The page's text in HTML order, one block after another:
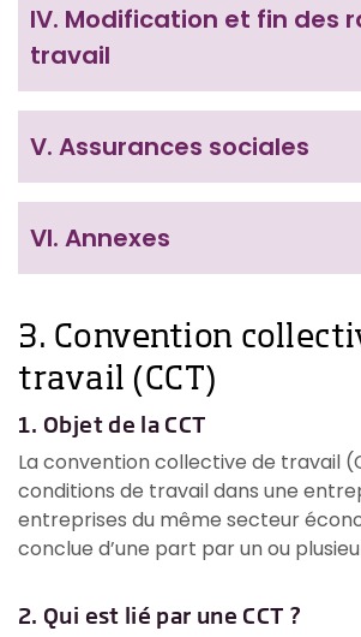
IV. Modification et fin des
travail
V. Assurances sociales
VI. Annexes
3. Convention
travail (CCT)
1. Objet de la CCT
La convention collective de travail
conditions de travail dans une
entreprises du même secteur
conclue d’une part par un ou
2. Qui est lié par une CCT ?